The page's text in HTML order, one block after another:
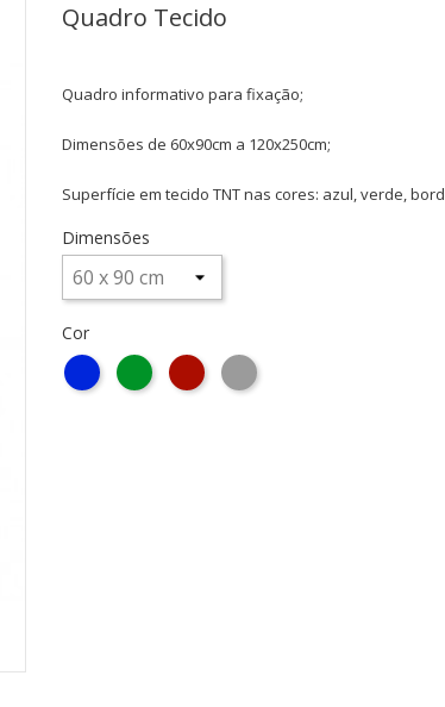
Quadro Tecido
Quadro informativo para fixação;
Dimensões de 60x90cm a 120x250cm;
Superfície em tecido TNT nas cores: azul, verde,
Dimensões
Cor
Azul Verde BordeauxCinza